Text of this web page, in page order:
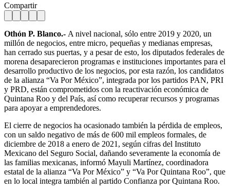
Compartir
Othón P. Blanco.- A nivel nacional, sólo entre 2019 y 2020, un
millón de negocios, entre micro, pequeñas y medianas empresas,
han cerrado sus puertas, y a pesar de esto, los diputados federales de
morena desaparecieron programas e instituciones importantes para el
desarrollo productivo de los negocios, por esta razón, los candidatos
de la alianza “Va Por México”, integrada por los partidos PAN, PRI
y PRD, están comprometidos con la reactivación económica de
Quintana Roo y del País, así como recuperar recursos y programas
para apoyar a emprendedores.
El cierre de negocios ha ocasionado también la pérdida de empleos,
con un saldo negativo de más de 600 mil empleos formales, de
diciembre de 2018 a enero de 2021, según cifras del Instituto
Mexicano del Seguro Social, dañando severamente la economía de
las familias mexicanas, informó Mayuli Martínez, coordinadora
estatal de la alianza “Va Por México” y “Va Por Quintana Roo”, que
en lo local integra también al partido Confianza por Quintana Roo.